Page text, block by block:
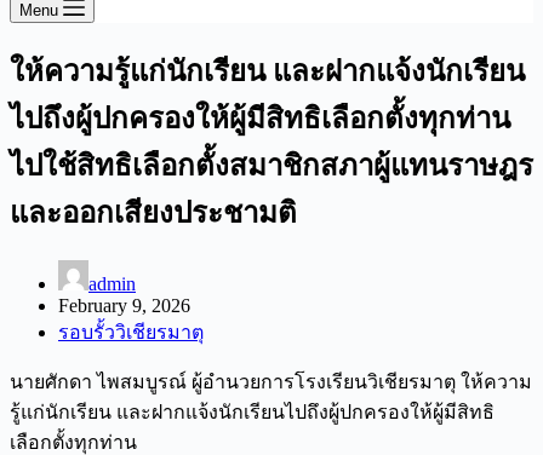
Menu
ให้ความรู้แก่นักเรียน และฝากแจ้งนักเรียน
ไปถึงผู้ปกครองให้ผู้มีสิทธิเลือกตั้งทุกท่าน
ไปใช้สิทธิเลือกตั้งสมาชิกสภาผู้แทนราษฎร
และออกเสียงประชามติ
admin
February 9, 2026
รอบรั้ววิเชียรมาตุ
นายศักดา ไพสมบูรณ์ ผู้อำนวยการโรงเรียนวิเชียรมาตุ ให้ความ
รู้แก่นักเรียน และฝากแจ้งนักเรียนไปถึงผู้ปกครองให้ผู้มีสิทธิ
เลือกตั้งทุกท่าน